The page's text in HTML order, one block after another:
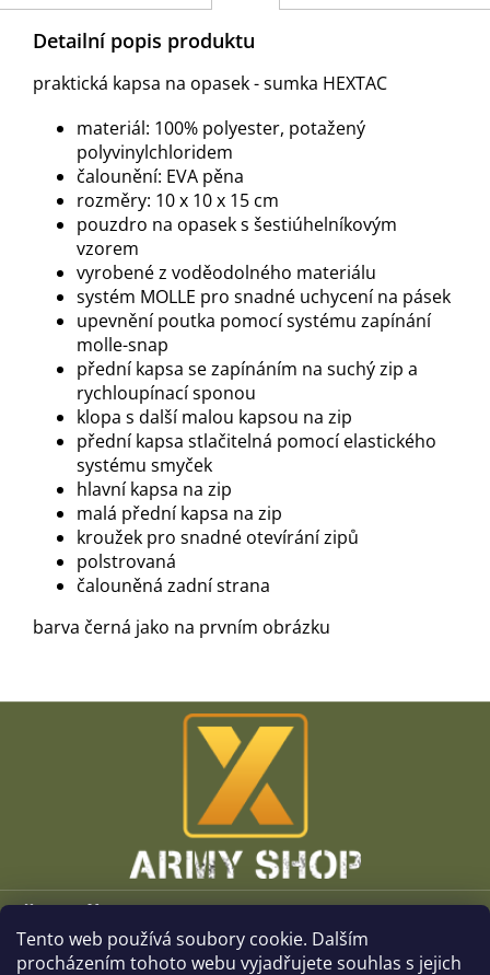
Tento web používá soubory cookie. Dalším
procházením tohoto webu vyjadřujete souhlas s jejich
Detailní popis produktu
praktická kapsa na opasek - sumka HEXTAC
materiál: 100% polyester, potažený
polyvinylchloridem
čalounění: EVA pěna
rozměry: 10 x 10 x 15 cm
pouzdro na opasek s šestiúhelníkovým
vzorem
vyrobené z voděodolného materiálu
systém MOLLE pro snadné uchycení na pásek
upevnění poutka pomocí systému zapínání
molle-snap
přední kapsa se zapínáním na suchý zip a
rychloupínací sponou
klopa s další malou kapsou na zip
přední kapsa stlačitelná pomocí elastického
systému smyček
hlavní kapsa na zip
malá přední kapsa na zip
kroužek pro snadné otevírání zipů
polstrovaná
čalouněná zadní strana
barva černá jako na prvním obrázku
Z
Vše o nákupu
O společnosti